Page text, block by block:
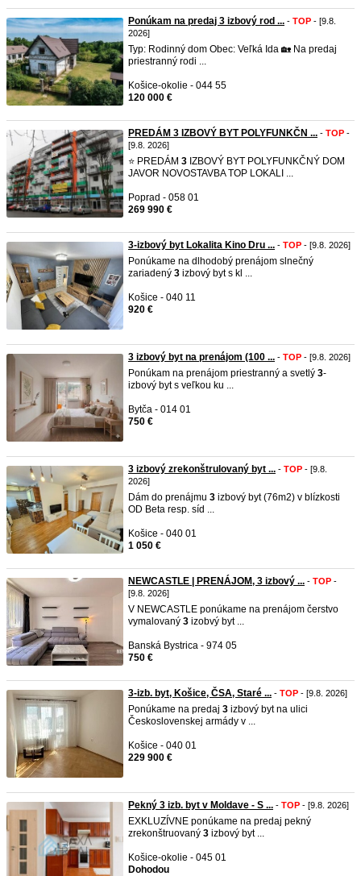
Ponúkam na predaj 3 izbový rod ... - TOP - [9.8.
2026]
Typ: Rodinný dom Obec: Veľká Ida 🏡 Na predaj
priestranný rodi ...
Košice-okolie - 044 55
120 000 €
PREDÁM 3 IZBOVÝ BYT POLYFUNKČN ... - TOP -
[9.8. 2026]
⭐ PREDÁM 3 IZBOVÝ BYT POLYFUNKČNÝ DOM
JAVOR NOVOSTAVBA TOP LOKALI ...
Poprad - 058 01
269 990 €
3-izbový byt Lokalita Kino Dru ... - TOP - [9.8. 2026]
Ponúkame na dlhodobý prenájom slnečný
zariadený 3 izbový byt s kl ...
Košice - 040 11
920 €
3 izbový byt na prenájom (100 ... - TOP - [9.8. 2026]
Ponúkam na prenájom priestranný a svetlý 3-
izbový byt s veľkou ku ...
Bytča - 014 01
750 €
3 izbový zrekonštrulovaný byt ... - TOP - [9.8.
2026]
Dám do prenájmu 3 izbový byt (76m2) v blízkosti
OD Beta resp. síd ...
Košice - 040 01
1 050 €
NEWCASTLE | PRENÁJOM, 3 izbový ... - TOP -
[9.8. 2026]
V NEWCASTLE ponúkame na prenájom čerstvo
vymalovaný 3 izobvý byt ...
Banská Bystrica - 974 05
750 €
3-izb. byt, Košice, ČSA, Staré ... - TOP - [9.8. 2026]
Ponúkame na predaj 3 izbový byt na ulici
Československej armády v ...
Košice - 040 01
229 900 €
Pekný 3 izb. byt v Moldave - S ... - TOP - [9.8. 2026]
EXKLUZÍVNE ponúkame na predaj pekný
zrekonštruovaný 3 izbový byt ...
Košice-okolie - 045 01
Dohodou